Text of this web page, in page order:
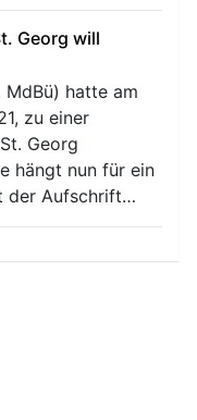
Georg will
MdBü) hatte am
zu einer
Georg
hängt nun für ein
der Aufschrift…